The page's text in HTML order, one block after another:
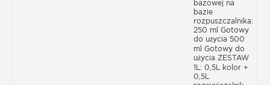
W tej kategorii znajdziesz wszystkie
potrzebne produkty do malowania karoserii
twojego modelu motocykla, zgodnie z
Do uzyskania idealnie polakierowanej
karoserii motocykla będziesz potrzebować :
bazowej na
bazie
rozpuszczalnika:
250 ml Gotowy
do użycia 500
ml Gotowy do
użycia ZESTAW
1L: 0,5L kolor +
0,5L